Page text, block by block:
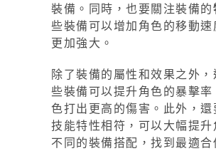
裝備。同時，也要關注裝備的
些裝備可以增加角色的移動
更加強大。
除了裝備的屬性和效果之外，
些裝備可以提升角色的暴擊
色打出更高的傷害。此外，還
技能特性相符，可以大幅提
不同的裝備搭配，找到最適